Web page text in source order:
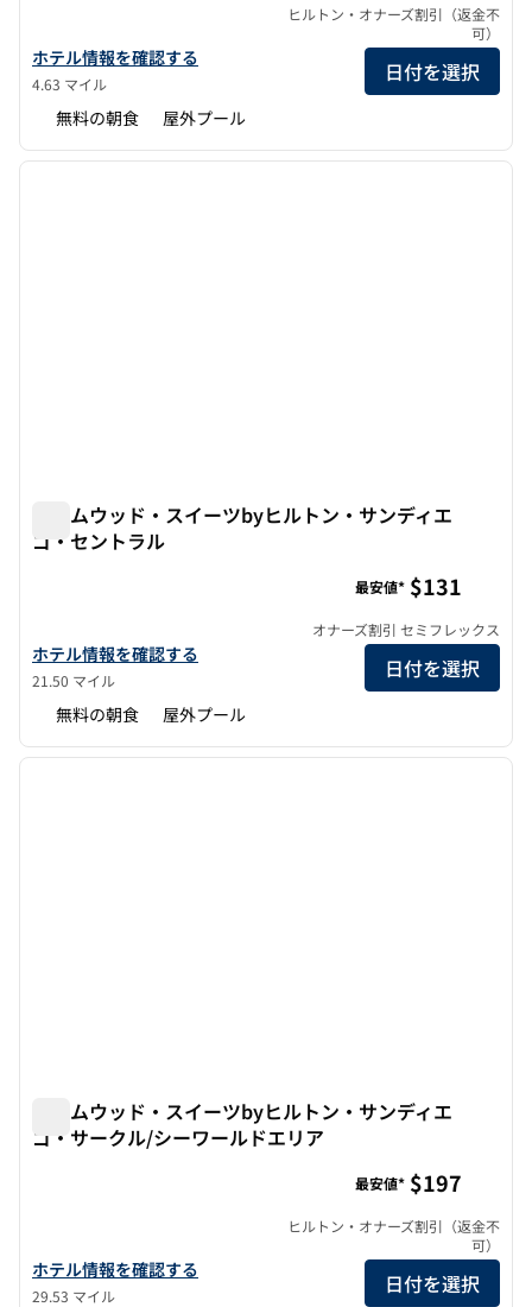
ホームウッド・スイーツbyヒルトン・カールスバッド・ノース・
ホテル情報を確認する
4.63 マイル
ヒルトン・オナーズ割引（返金不
可）
日付を選択
無料の朝食 屋外プール
1/12
1/12
次の
ホームウッド・スイーツbyヒルトン・サンディエ
ゴ・セントラル
ホームウッド・スイーツbyヒルトン・サンディエゴ・セントラル
ホテル情報を確認する
21.50 マイル
最安値* $131
オナーズ割引 セミフレックス
日付を選択
無料の朝食 屋外プール
1/12
1/12
次の
ホームウッド・スイーツbyヒルトン・サンディエ
ゴ・サークル/シーワールドエリア
ホームウッド・スイーツbyヒルトン・サンディエゴ・ホテル・サ
ホテル情報を確認する
29.53 マイル
最安値* $197
ヒルトン・オナーズ割引（返金不
可）
日付を選択